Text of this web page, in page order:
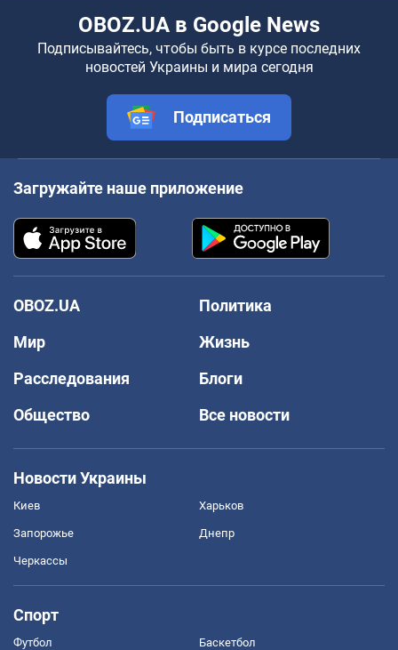
OBOZ.UA в Google News
Подписывайтесь, чтобы быть в курсе последних
новостей Украины и мира сегодня
Подписаться
Загружайте наше приложение
OBOZ.UA
Политика
Мир
Жизнь
Расследования
Блоги
Общество
Все новости
Новости Украины
Киев Харьков
Запорожье Днепр
Черкассы
Спорт
Футбол Баскетбол